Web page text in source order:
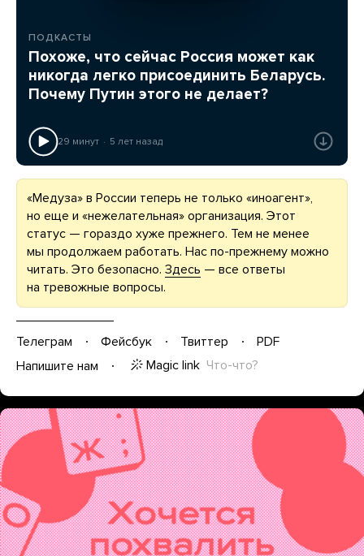
ПОДКАСТЫ
Похоже, что сейчас Россия может как
никогда легко присоединить Беларусь.
Почему Путин этого не делает?
29 минут 5 лет назад
«Медуза» в России теперь не только «иноагент»,
но еще и «нежелательная» организация. Этот
статус — гораздо хуже прежнего. Тем не менее
мы продолжаем работать. Нас по-прежнему можно
читать. Это безопасно. Здесь — все ответы
на тревожные вопросы.
Телеграм Фейсбук Твиттер
PDF
Напишите нам
Magic link Что-что?